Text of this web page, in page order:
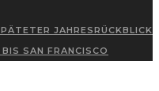
JAHRESRÜCKBLICK
SAN FRANCISCO